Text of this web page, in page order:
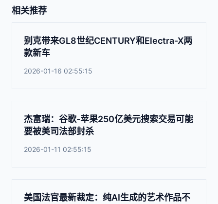
相关推荐
别克带来GL8世纪CENTURY和Electra-X两
款新车
2026-01-16 02:55:15
杰富瑞：谷歌-苹果250亿美元搜索交易可能
要被美司法部封杀
2026-01-11 02:55:15
美国法官最新裁定：纯AI生成的艺术作品不